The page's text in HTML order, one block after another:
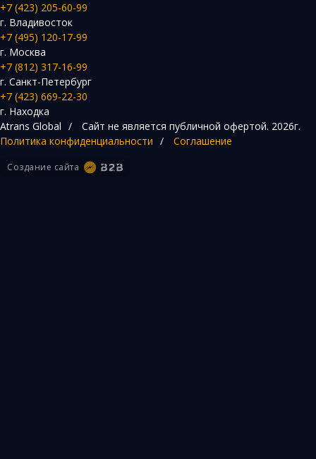
+7 (423) 205-60-99
г. Владивосток
+7 (495) 120-17-99
г. Москва
+7 (812) 317-16-99
г. Санкт-Петербург
+7 (423) 669-22-30
г. Находка
Atrans Global / Сайт не является публичной офертой. 2026г.
Политика конфиденциальности / Соглашение
Создание сайта